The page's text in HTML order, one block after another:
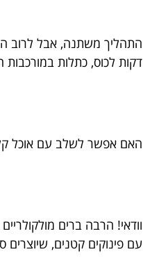
דקות לכוס, כתלות במורכבות
האם אפשר לשלב עם אוכל
וודאי! הרבה ברים
עם פינוקים קטנים, שיוצרים